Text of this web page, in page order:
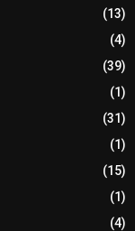
(13)
(4)
(39)
(1)
(31)
(1)
(15)
(1)
(4)